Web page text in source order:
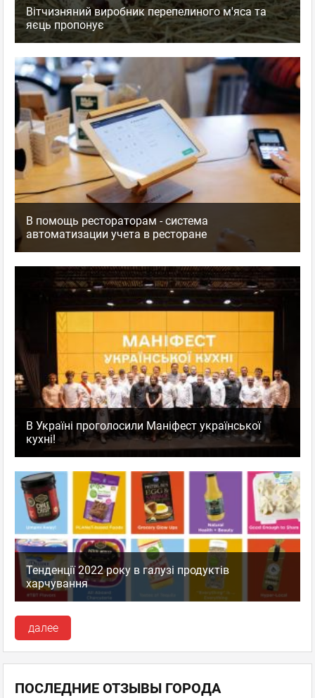
Вітчизняний виробник перепелиного м'яса та
яєць пропонує
В помощь рестораторам - система
автоматизации учета в ресторане
В Україні проголосили Маніфест української
кухні!
Тенденції 2022 року в галузі продуктів
харчування
далее
ПОСЛЕДНИЕ ОТЗЫВЫ ГОРОДА